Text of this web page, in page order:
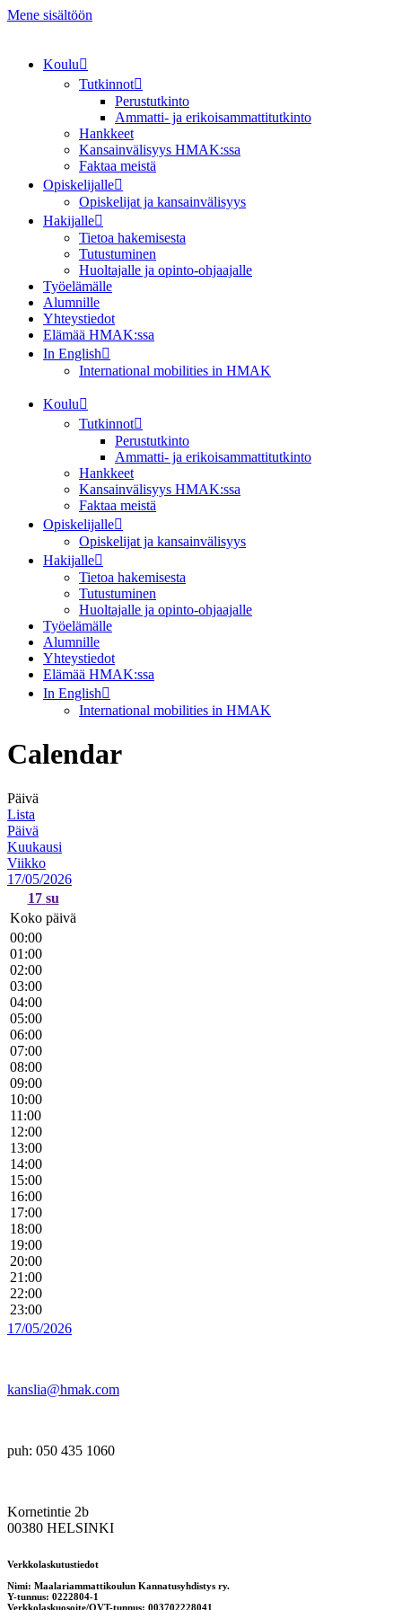
Mene sisältöön
Koulu
Tutkinnot
Perustutkinto
Ammatti- ja erikoisammattitutkinto
Hankkeet
Kansainvälisyys HMAK:ssa
Faktaa meistä
Opiskelijalle
Opiskelijat ja kansainvälisyys
Hakijalle
Tietoa hakemisesta
Tutustuminen
Huoltajalle ja opinto-ohjaajalle
Työelämälle
Alumnille
Yhteystiedot
Elämää HMAK:ssa
In English
International mobilities in HMAK
Koulu
Tutkinnot
Perustutkinto
Ammatti- ja erikoisammattitutkinto
Hankkeet
Kansainvälisyys HMAK:ssa
Faktaa meistä
Opiskelijalle
Opiskelijat ja kansainvälisyys
Hakijalle
Tietoa hakemisesta
Tutustuminen
Huoltajalle ja opinto-ohjaajalle
Työelämälle
Alumnille
Yhteystiedot
Elämää HMAK:ssa
In English
International mobilities in HMAK
Calendar
Päivä
Lista
Päivä
Kuukausi
Viikko
17/05/2026
17 su
Koko päivä
00:00
01:00
02:00
03:00
04:00
05:00
06:00
07:00
08:00
09:00
10:00
11:00
12:00
13:00
14:00
15:00
16:00
17:00
18:00
19:00
20:00
21:00
22:00
23:00
17/05/2026
kanslia@hmak.com
puh: 050 435 1060
Kornetintie 2b
00380 HELSINKI
Verkkolaskutustiedot
Nimi: Maalariammattikoulun Kannatusyhdistys ry.
Y-tunnus: 0222804-1
Verkkolaskuosoite/OVT-tunnus: 003702228041